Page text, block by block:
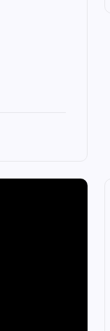
ячеек,